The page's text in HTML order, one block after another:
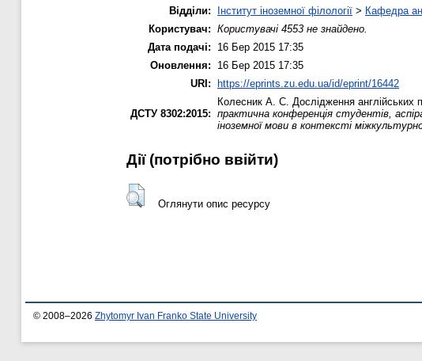
Відділи:
Інститут іноземної філології > Кафедра
Користувач: Користувачі 4553 не знайдено.
Дата подачі:
16 Бер 2015 17:35
Оновлення:
16 Бер 2015 17:35
URI:
https://eprints.zu.edu.ua/id/eprint/16442
ДСТУ 8302:2015:
Колесник А. С. Дослідження англійських
практична конференція студентів,
іноземної мови в контексті
Дії ​​(потрібно ввійти)
Оглянути опис ресурсу
© 2008–2026 Zhytomyr Ivan Franko State University